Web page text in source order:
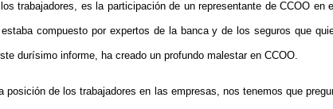
trabajadores, es la participación de un representante de CCOO
compuesto por expertos de la banca y de los seguros que
durísimo informe, ha creado un profundo malestar en CCOO.
de los trabajadores en las empresas, nos tenemos que